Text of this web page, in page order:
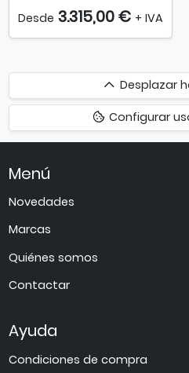
Desde 3.315,00 € + IVA
Desplazar
hacia
arriba
Desplazar
Configurar
Menú
Novedades
Marcas
Quiénes somos
Contactar
Ayuda
Condiciones de compra